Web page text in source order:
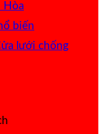
Hòa
lưới chống